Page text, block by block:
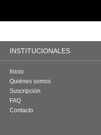
INSTITUCIONALES
Inicio
Quiénes somos
Suscripción
FAQ
Contacto